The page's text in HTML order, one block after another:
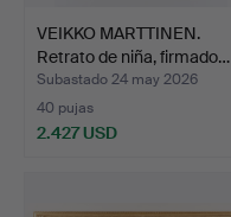
VEIKKO MARTTINEN.
Retrato de niña, firmado…
Subastado 24 may 2026
40 pujas
2.427 USD